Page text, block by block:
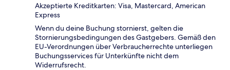
Akzeptierte Kreditkarten: Visa, Mastercard, American
Express
Wenn du deine Buchung stornierst, gelten die
Stornierungsbedingungen des Gastgebers. Gemäß den
EU-Verordnungen über Verbraucherrechte unterliegen
Buchungsservices für Unterkünfte nicht dem
Widerrufsrecht.